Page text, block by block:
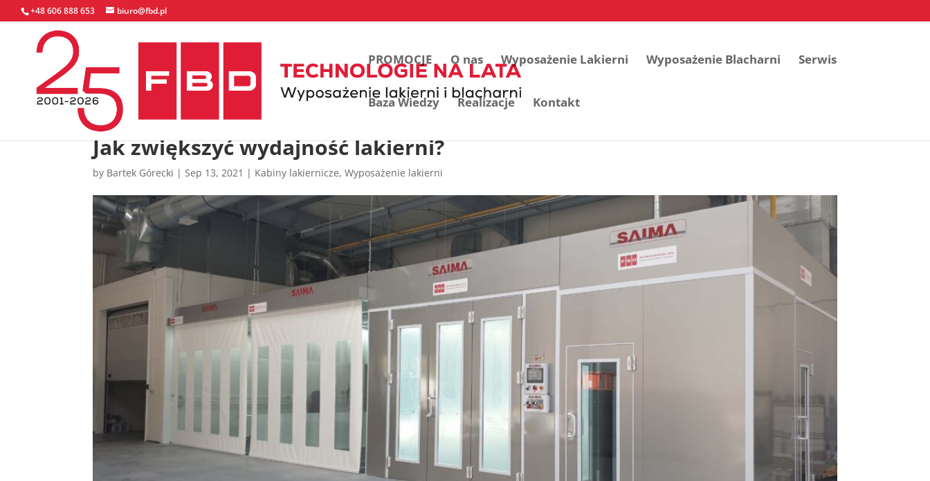
+48 606 888 653 biuro@fbd.pl
PROMOCJE O nas Wyposażenie Lakierni Wyposażenie Blacharni Serwis
Baza Wiedzy Realizacje Kontakt
Jak zwiększyć wydajność lakierni?
by Bartek Górecki |Sep 13, 2021 | Kabiny lakiernicze,Wyposażenie lakierni